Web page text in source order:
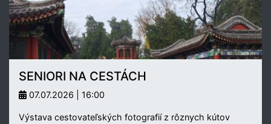
SENIORI NA CESTÁCH
07.07.2026 | 16:00
Výstava cestovateľských fotografií z rôznych kútov